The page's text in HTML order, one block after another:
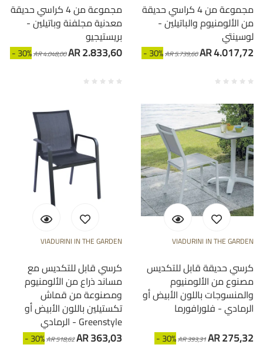
مجموعة من 4 كراسي حديقة
معدنية مجلفنة وباتيلين -
بريستيجيو
- 30%AR 4.048,00AR 2.833,60
مجموعة من 4 كراسي حديقة
من الألومنيوم والباتيلين -
لوسينتي
- 30%AR 5.739,60AR 4.017,72
VIADURINI IN THE GARDEN
كرسي قابل للتكديس مع
مساند ذراع من الألومنيوم
ومصنوعة من قماش
تكستيلين باللون الأبيض أو
الرمادي - Greenstyle
- 30%AR 518,62AR 363,03
VIADURINI IN THE GARDEN
كرسي حديقة قابل للتكديس
مصنوع من الألومنيوم
والمنسوجات باللون الأبيض أو
الرمادي - فلورافورما
- 30%AR 393,31AR 275,32